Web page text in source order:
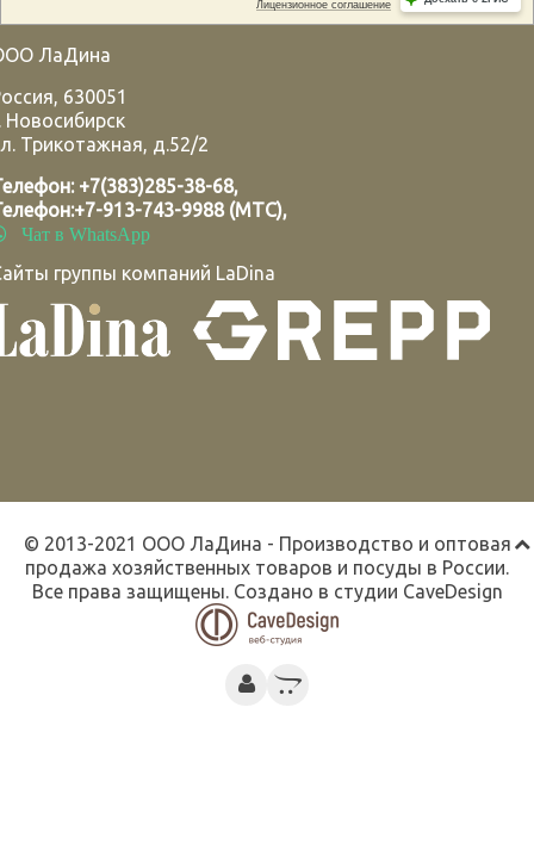
ЛаДина
630051
Новосибирск
Трикотажная, д.52/2
+7(383)285-38-68,
+7-913-743-9988 (МТС),
Чат в WhatsApp
группы компаний LaDina
© 2013-2021 ООО ЛаДина - Производство и оптовая
продажа хозяйственных товаров и посуды в России.
Все права защищены. Создано в студии CaveDesign